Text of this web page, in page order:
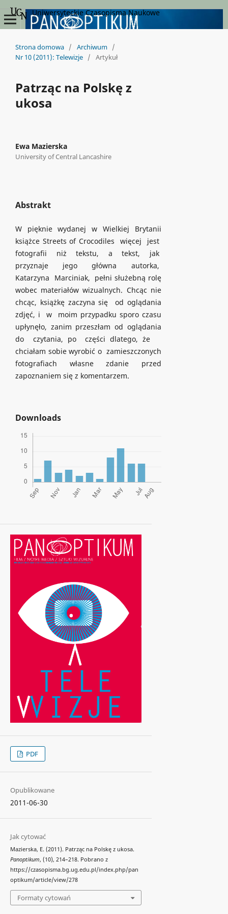
Uniwersyteckie Czasopisma Naukowe
Strona domowa / Archiwum /
Nr 10 (2011): Telewizje / Artykuł
Patrząc na Polskę z
ukosa
Ewa Mazierska
University of Central Lancashire
Abstrakt
W pięknie wydanej w Wielkiej Brytanii
książce Streets of Crocodiles więcej jest
fotografii niż tekstu, a tekst, jak
przyznaje jego główna autorka,
Katarzyna Marciniak, pełni służebną rolę
wobec materiałów wizualnych. Chcąc nie
chcąc, książkę zaczyna się od oglądania
zdjęć, i w moim przypadku sporo czasu
upłynęło, zanim przeszłam od oglądania
do czytania, po części dlatego, że
chciałam sobie wyrobić o zamieszczonych
fotografiach własne zdanie przed
zapoznaniem się z komentarzem.
Downloads
PDF
Opublikowane
2011-06-30
Jak cytować
Mazierska, E. (2011). Patrząc na Polskę z ukosa.
Panoptikum, (10), 214–218. Pobrano z
https://czasopisma.bg.ug.edu.pl/index.php/pan
optikum/article/view/278
Formaty cytowań